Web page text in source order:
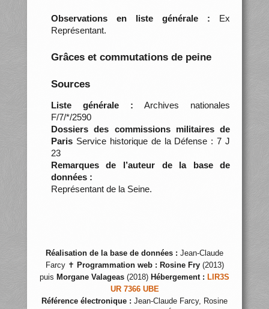
Observations en liste générale : Ex
Représentant.
Grâces et commutations de peine
Sources
Liste générale : Archives nationales
F/7/*/2590
Dossiers des commissions militaires de
ParisService historique de la Défense : 7 J
23
Remarques de l’auteur de la base de
données :
Représentant de la Seine.
Réalisation de la base de données : Jean-Claude
Farcy ✝ Programmation web : Rosine Fry(2013)
puis Morgane Valageas (2018) Hébergement : LIR3S
UR 7366 UBE
Référence électronique : Jean-Claude Farcy, Rosine